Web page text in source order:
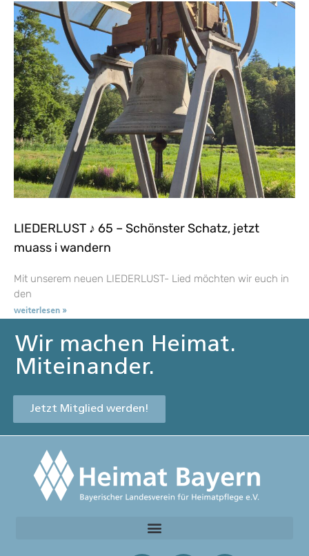
LIEDERLUST ♪ 65 – Schönster Schatz, jetzt
muass i wandern
Mit unserem neuen LIEDERLUST- Lied möchten wir euch in
den
weiterlesen »
Wir machen Heimat.
Miteinander.
Jetzt Mitglied werden!